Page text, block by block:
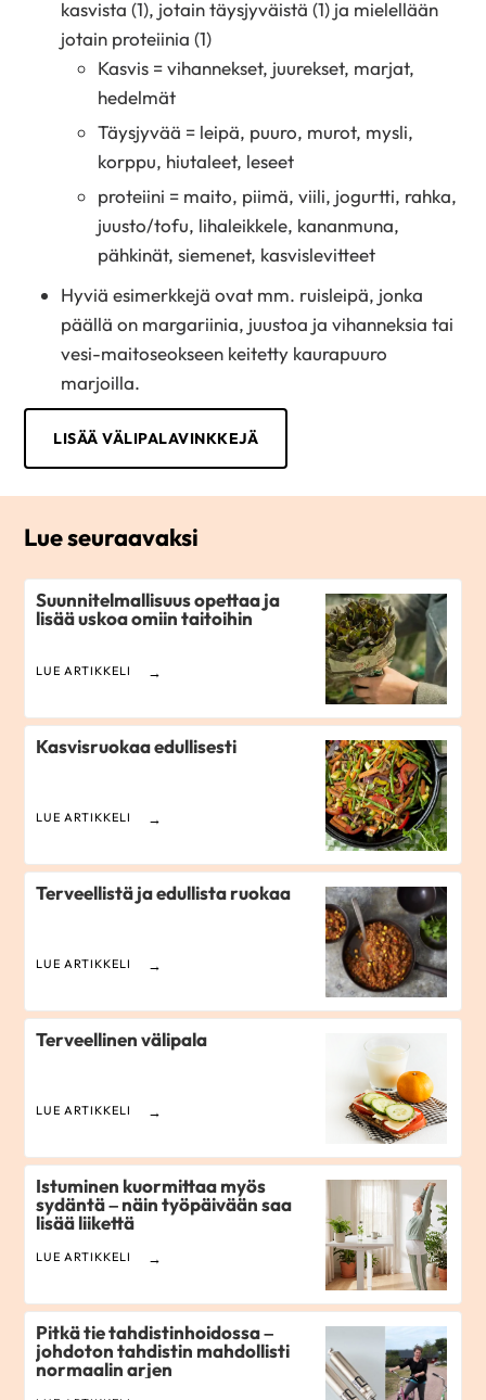
kasvista (1), jotain täysjyväistä (1) ja mielellään
jotain proteiinia (1)
Kasvis = vihannekset, juurekset, marjat,
hedelmät
Täysjyvää = leipä, puuro, murot, mysli,
korppu, hiutaleet, leseet
proteiini = maito, piimä, viili, jogurtti, rahka,
juusto/tofu, lihaleikkele, kananmuna,
pähkinät, siemenet, kasvislevitteet
Hyviä esimerkkejä ovat mm. ruisleipä, jonka
päällä on margariinia, juustoa ja vihanneksia tai
vesi-maitoseokseen keitetty kaurapuuro
marjoilla.
LISÄÄ VÄLIPALAVINKKEJÄ
Lue seuraavaksi
Suunnitelmallisuus opettaa ja
lisää uskoa omiin taitoihin
LUE ARTIKKELI
Kasvisruokaa edullisesti
LUE ARTIKKELI
Terveellistä ja edullista ruokaa
LUE ARTIKKELI
Terveellinen välipala
LUE ARTIKKELI
Istuminen kuormittaa myös
sydäntä – näin työpäivään saa
lisää liikettä
LUE ARTIKKELI
Pitkä tie tahdistinhoidossa –
johdoton tahdistin mahdollisti
normaalin arjen